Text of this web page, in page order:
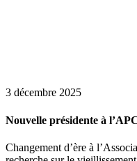
3 décembre 2025
Nouvelle présidente à
Changement d’ère à